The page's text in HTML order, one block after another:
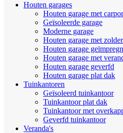
Houten garages
Houten garage met
Geïsoleerde garage
Moderne garage
Houten garage met zolder
Houten garage
Houten garage met
Houten garage geverfd
Houten garage plat dak
Tuinkantoren
Geïsoleerd tuinkantoor
Tuinkantoor plat dak
Tuinkantoor met
Geverfd tuinkantoor
Veranda's